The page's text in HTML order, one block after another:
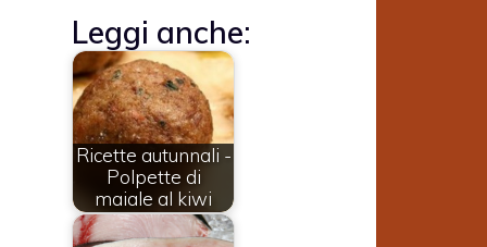
Leggi anche:
Ricette autunnali -
Polpette di
maiale al kiwi